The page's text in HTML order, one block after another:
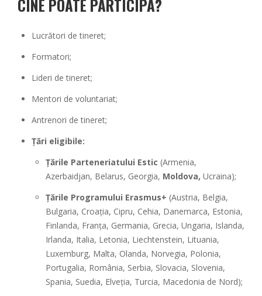
CINE POATE PARTICIPA?
Lucrători de tineret;
Formatori;
Lideri de tineret;
Mentori de voluntariat;
Antrenori de tineret;
Țări eligibile:
Țările Parteneriatului Estic (Armenia,
Azerbaidjan, Belarus, Georgia, Moldova, Ucraina);
Țările Programului Erasmus+ (Austria, Belgia,
Bulgaria, Croația, Cipru, Cehia, Danemarca, Estonia,
Finlanda, Franța, Germania, Grecia, Ungaria, Islanda,
Irlanda, Italia, Letonia, Liechtenstein, Lituania,
Luxemburg, Malta, Olanda, Norvegia, Polonia,
Portugalia, România, Serbia, Slovacia, Slovenia,
Spania, Suedia, Elveția, Turcia, Macedonia de Nord);